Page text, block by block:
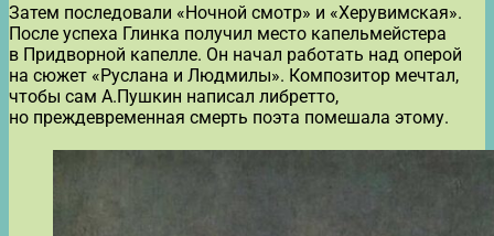
Затем последовали «Ночной смотр» и «Херувимская».
После успеха Глинка получил место капельмейстера
в Придворной капелле. Он начал работать над оперой
на сюжет «Руслана и Людмилы». Композитор мечтал,
чтобы сам А.Пушкин написал либретто,
но преждевременная смерть поэта помешала этому.